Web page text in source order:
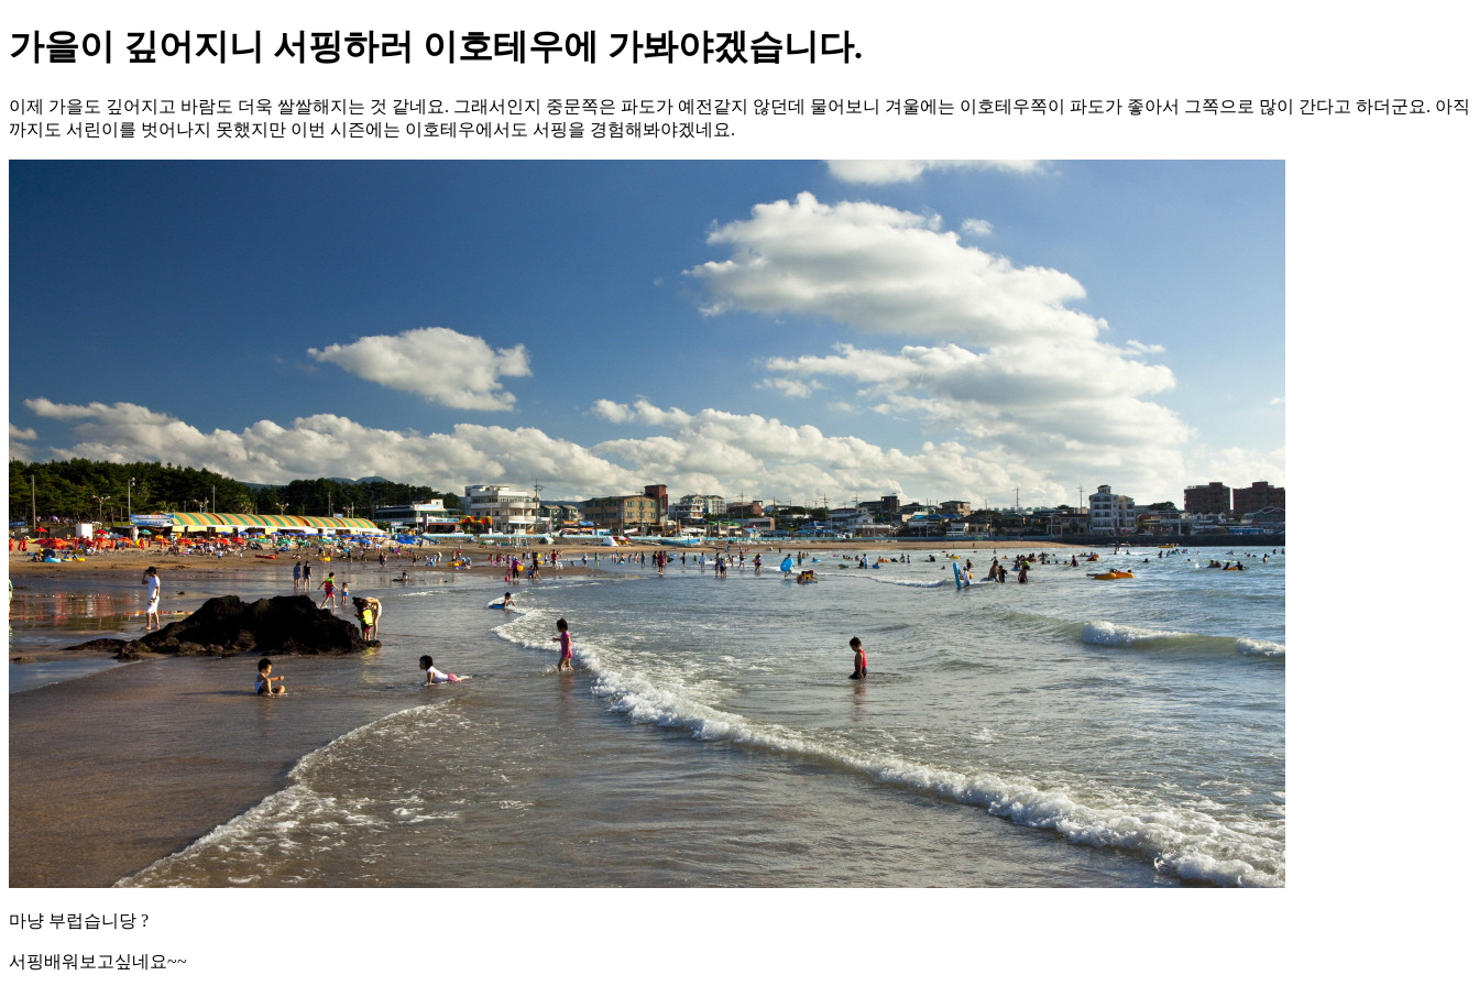
가을이 깊어지니 서핑하러 이호테우에 가봐야겠습니다.
이제 가을도 깊어지고 바람도 더욱 쌀쌀해지는 것 같네요. 그래서인지 중문쪽은 파도가 예전같지 않던데 물어보니 겨울에는 이호테우쪽이 파도가 좋아서 그쪽으로 많이 간다고 하더군요. 아직
까지도 서린이를 벗어나지 못했지만 이번 시즌에는 이호테우에서도 서핑을 경험해봐야겠네요.
마냥 부럽습니당 ?
서핑배워보고싶네요~~